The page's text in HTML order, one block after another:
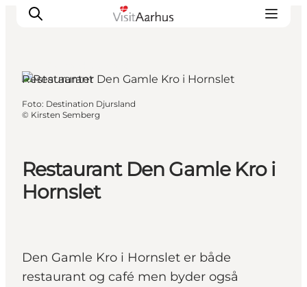
Oplevelser
Planlæg ferien
Transport
Restaurant Den Gamle Kro i
Hornslet
Den Gamle Kro i Hornslet er både
restaurant og café men byder også
Restauranter
Foto: Destination Djursland
© Kirsten Semberg